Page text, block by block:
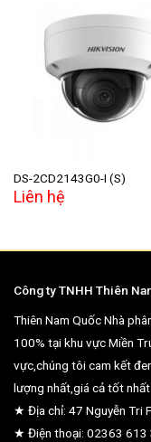
DS-2CD2143G0-I (S)
Liên hệ
Công ty TNHH Thiên
Thiên Nam Quốc Nhà
100% tại khu vực Miền
vực,chúng tôi cam kết
lượng nhất,giá cả tốt nhất
★ Địa chỉ: 47 Nguyễn Tri
★ Điện thoại: 02363 613